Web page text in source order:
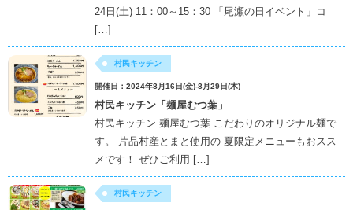
24日(土) 11：00～15：30 「尾瀬の日イベント」コ
[…]
村民キッチン
開催日：2024年8月16日(金)-8月29日(木)
村民キッチン「麺屋むつ葉」
村民キッチン 麺屋むつ葉 こだわりのオリジナル麺で
す。 片品村産とまと使用の 夏限定メニューもおスス
メです！ ぜひご利用 […]
村民キッチン